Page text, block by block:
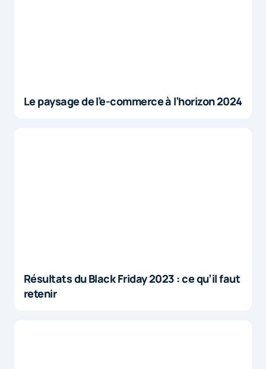
Le paysage de l’e-commerce à l’horizon 2024
Résultats du Black Friday 2023 : ce qu’il faut
retenir